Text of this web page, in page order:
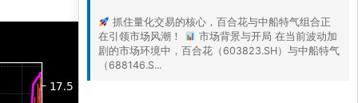
抓住量化交易的核心，百合花与中船特气组合正
在引领市场风潮！
市场背景与开局 在当前波动加
剧的市场环境中，百合花（603823.SH）与中船特气
（688146.S...